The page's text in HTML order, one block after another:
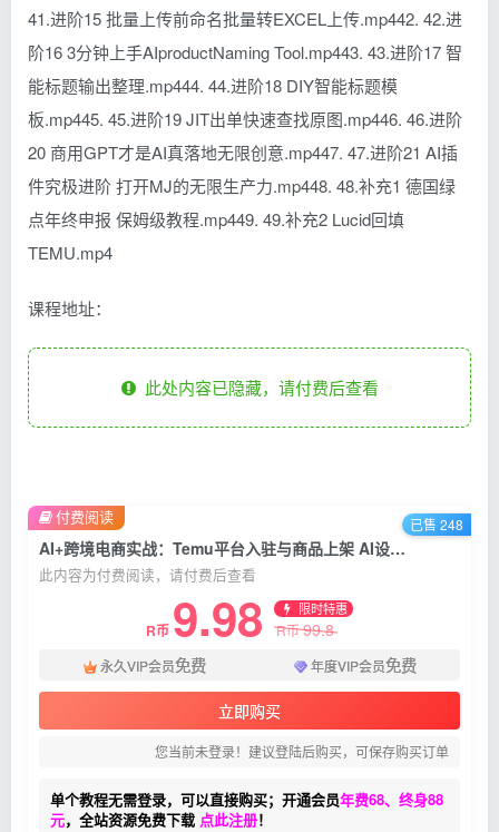
41.进阶15 批量上传前命名批量转EXCEL上传.mp442. 42.进
阶16 3分钟上手AIproductNaming Tool.mp443. 43.进阶17 智
能标题输出整理.mp444. 44.进阶18 DIY智能标题模
板.mp445. 45.进阶19 JIT出单快速查找原图.mp446. 46.进阶
20 商用GPT才是AI真落地无限创意.mp447. 47.进阶21 AI插
件究极进阶 打开MJ的无限生产力.mp448. 48.补充1 德国绿
点年终申报 保姆级教程.mp449. 49.补充2 Lucid回填
TEMU.mp4
课程地址：
此处内容已隐藏，请付费后查看
AI+跨境电商实战：Temu平台入驻与商品上架 AI设计批量生产 物流质检全流程
此内容为付费阅读，请付费后查看
R币 9.98 限时特惠
R币99.8
永久VIP会员免费 年度VIP会员免费
立即购买
您当前未登录！建议登陆后购买，可保存购买订单
单个教程无需登录，可以直接购买；开通会员年费68、终身88
元，全站资源免费下载 点此注册！
付费阅读 已售 248